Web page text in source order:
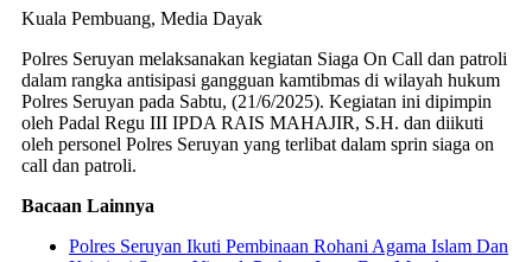
Kuala Pembuang, Media Dayak
Polres Seruyan melaksanakan kegiatan Siaga On Call dan patroli
dalam rangka antisipasi gangguan kamtibmas di wilayah hukum
Polres Seruyan pada Sabtu, (21/6/2025). Kegiatan ini dipimpin
oleh Padal Regu III IPDA RAIS MAHAJIR, S.H. dan diikuti
oleh personel Polres Seruyan yang terlibat dalam sprin siaga on
call dan patroli.
Bacaan Lainnya
Polres Seruyan Ikuti Pembinaan Rohani Agama Islam Dan